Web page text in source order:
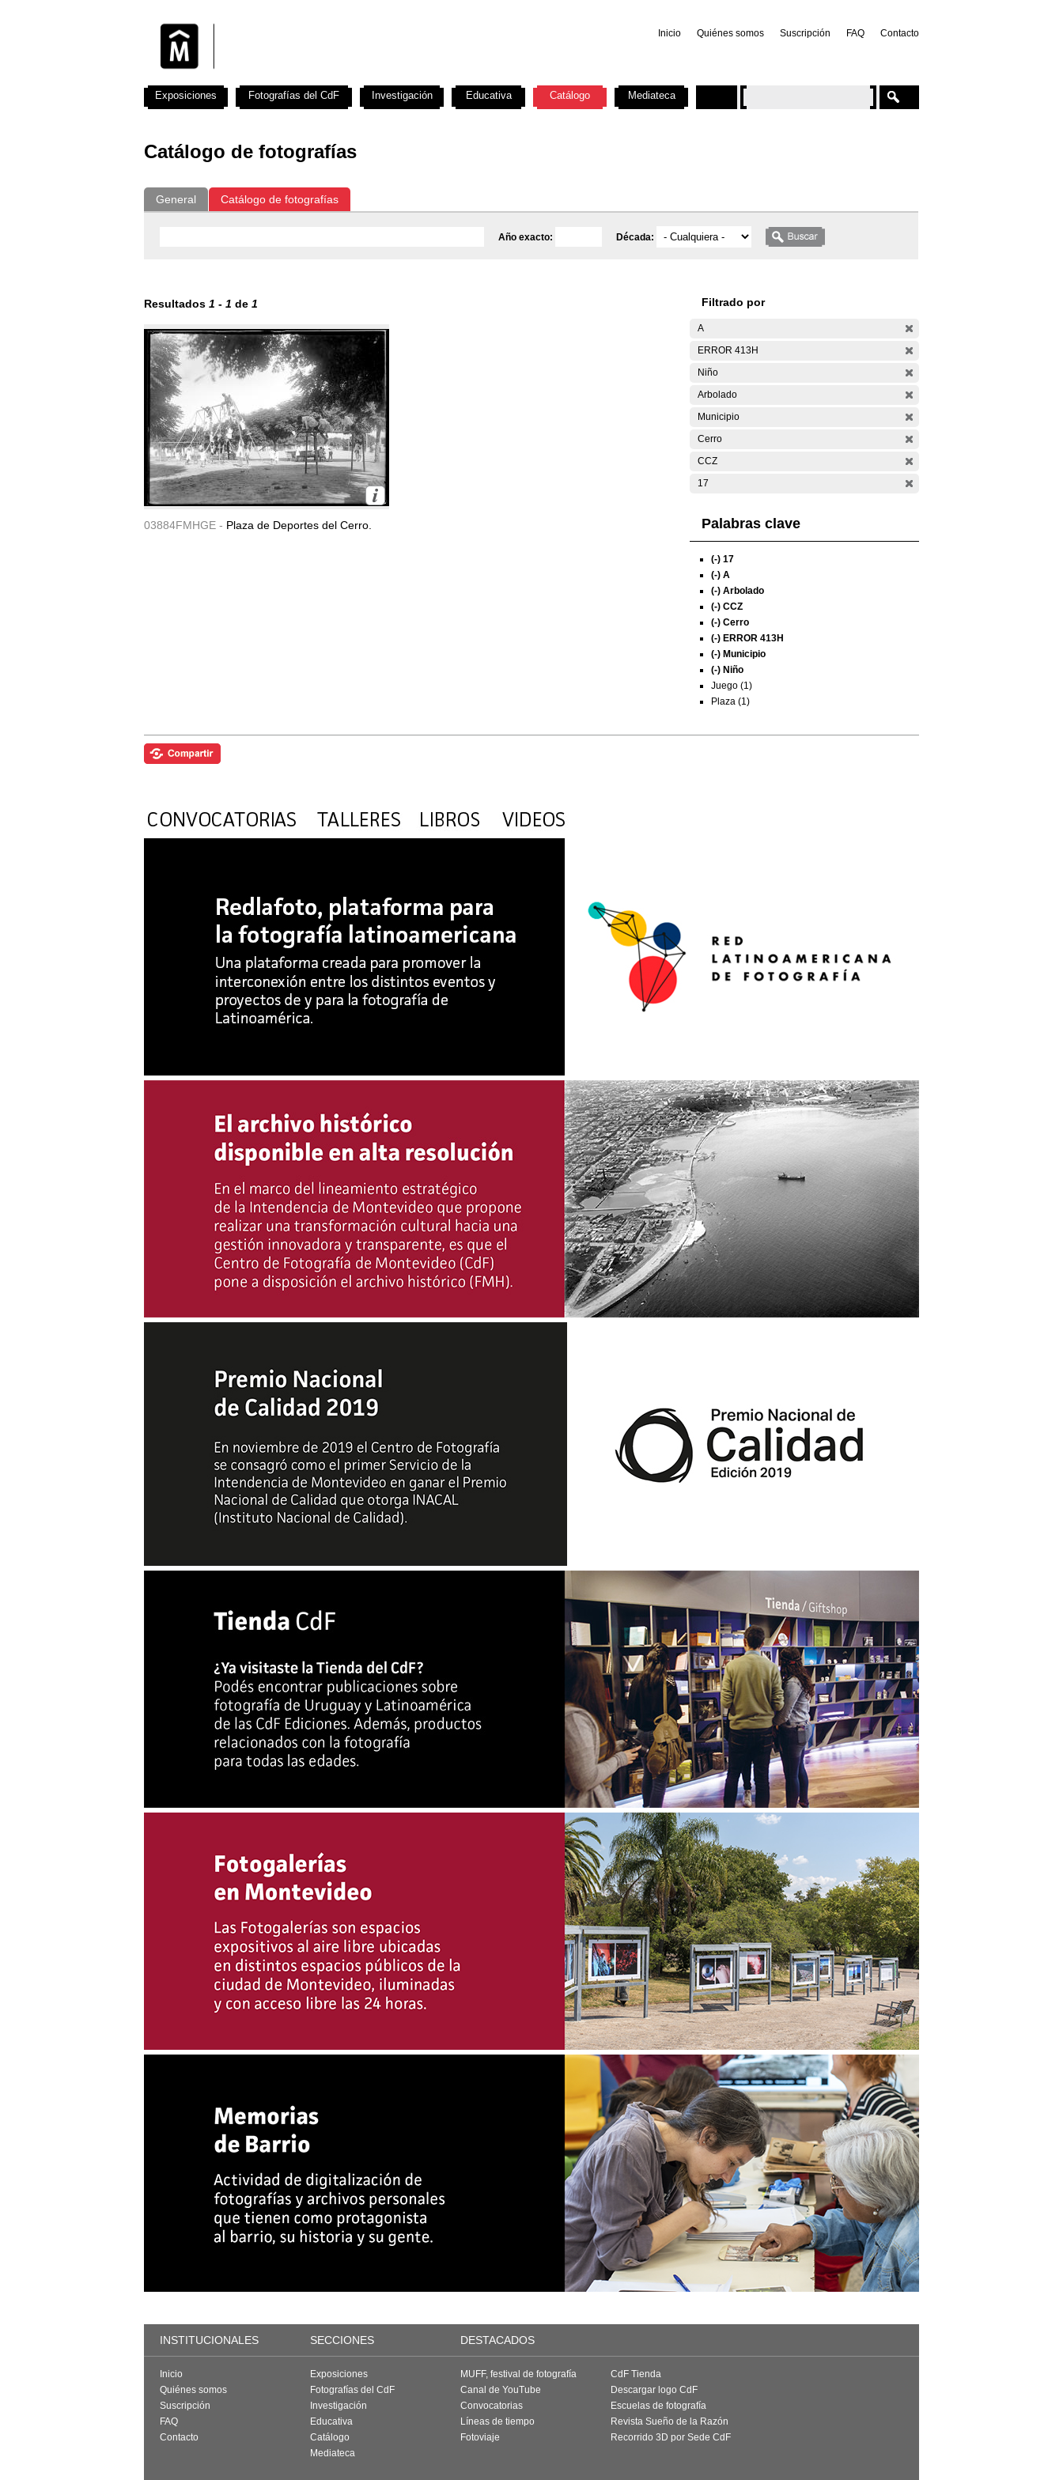
Inicio Quiénes somos Suscripción FAQ Contacto
Catálogo de fotografías
General Catálogo de fotografías
Año exacto: Década:
Resultados 1 - 1 de 1
03884FMHGE - Plaza de Deportes del Cerro.
Filtrado por
A
ERROR 413H
Niño
Arbolado
Municipio
Cerro
CCZ
17
Palabras clave
(-) 17
(-) A
(-) Arbolado
(-) CCZ
(-) Cerro
(-) ERROR 413H
(-) Municipio
(-) Niño
Juego (1)
Plaza (1)
Exposiciones Fotografías del CdF Investigación Educativa Catálogo Mediateca
INSTITUCIONALES SECCIONES DESTACADOS
Inicio
Quiénes somos
Suscripción
FAQ
Contacto
Exposiciones
Fotografías del CdF
Investigación
Educativa
Catálogo
Mediateca
MUFF, festival de fotografía
Canal de YouTube
Convocatorias
Líneas de tiempo
Fotoviaje
CdF Tienda
Descargar logo CdF
Escuelas de fotografía
Revista Sueño de la Razón
Recorrido 3D por Sede CdF